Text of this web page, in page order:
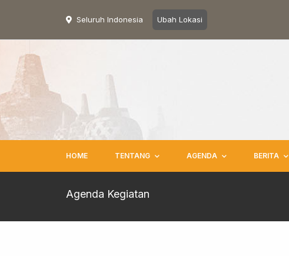
Seluruh Indonesia Ubah Lokasi
HOME TENTANG AGENDA BERITA
Agenda Kegiatan